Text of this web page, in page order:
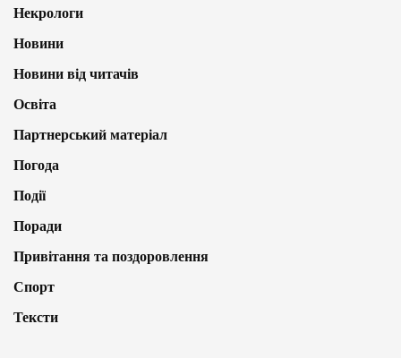
Некрологи
Новини
Новини від читачів
Освіта
Партнерський матеріал
Погода
Події
Поради
Привітання та поздоровлення
Спорт
Тексти